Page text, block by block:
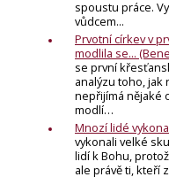
spoustu práce.
vůdcem...
Prvotní církev v
modlila se...
se první
analýzu toho, jak
nepřijímá nějaké
modlí…
Mnozí lidé
vykonali velké
lidí k Bohu,
ale právě ti, kteří